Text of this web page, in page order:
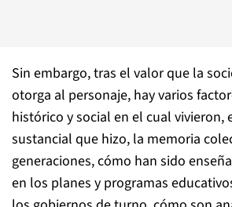
Sin embargo, tras el valor que la
otorga al personaje, hay varios
histórico y social en el cual vivieron,
sustancial que hizo, la memoria
generaciones, cómo han sido
en los planes y programas